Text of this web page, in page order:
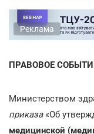
Реклама
ПРАВОВОЕ
Министерством
приказа «Об
медицинской